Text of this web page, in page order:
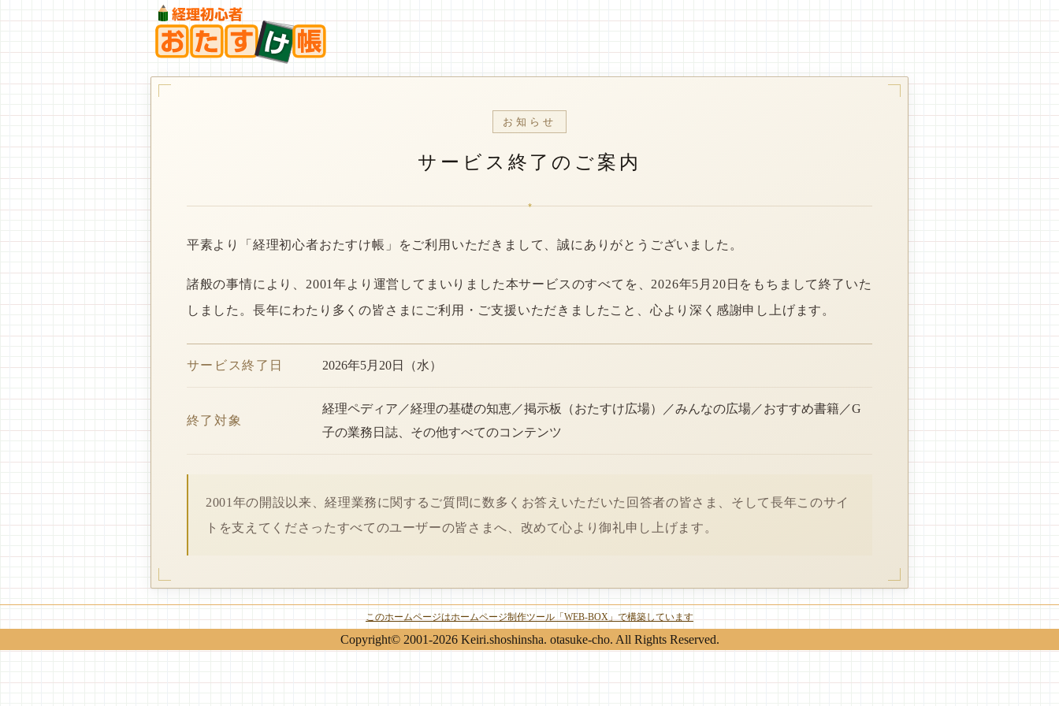
お知らせ
サービス終了のご案内
*
平素より「経理初心者おたすけ帳」をご利用いただきまして、誠にありがとうございました。
諸般の事情により、2001年より運営してまいりました本サービスのすべてを、2026年5月20日をもちまして終了いた
しました。長年にわたり多くの皆さまにご利用・ご支援いただきましたこと、心より深く感謝申し上げます。
サービス終了日 2026年5月20日（水）
終了対象
経理ペディア／経理の基礎の知恵／掲示板（おたすけ広場）／みんなの広場／おすすめ書籍／G
子の業務日誌、その他すべてのコンテンツ
2001年の開設以来、経理業務に関するご質問に数多くお答えいただいた回答者の皆さま、そして長年このサイ
トを支えてくださったすべてのユーザーの皆さまへ、改めて心より御礼申し上げます。
このホームページはホームページ制作ツール「WEB-BOX」で構築しています
Copyright© 2001-2026 Keiri.shoshinsha. otasuke-cho. All Rights Reserved.